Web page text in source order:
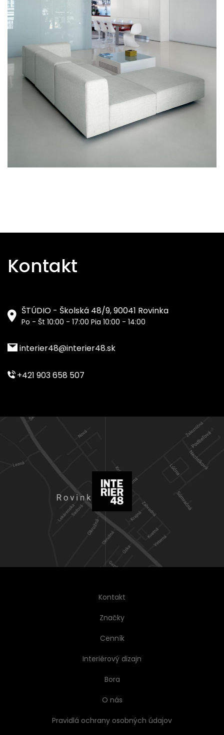
Kontakt
ŠTÚDIO - Školská 48/9, 90041 Rovinka
Po - Št 10:00 - 17:00 Pia 10:00 - 14:00
interier48@interier48.sk
+421 903 658 507
Kontakt
Značky
Cenník
Interiérový dizajn
Bora
O nás
Pravidlá ochrany osobných údajov